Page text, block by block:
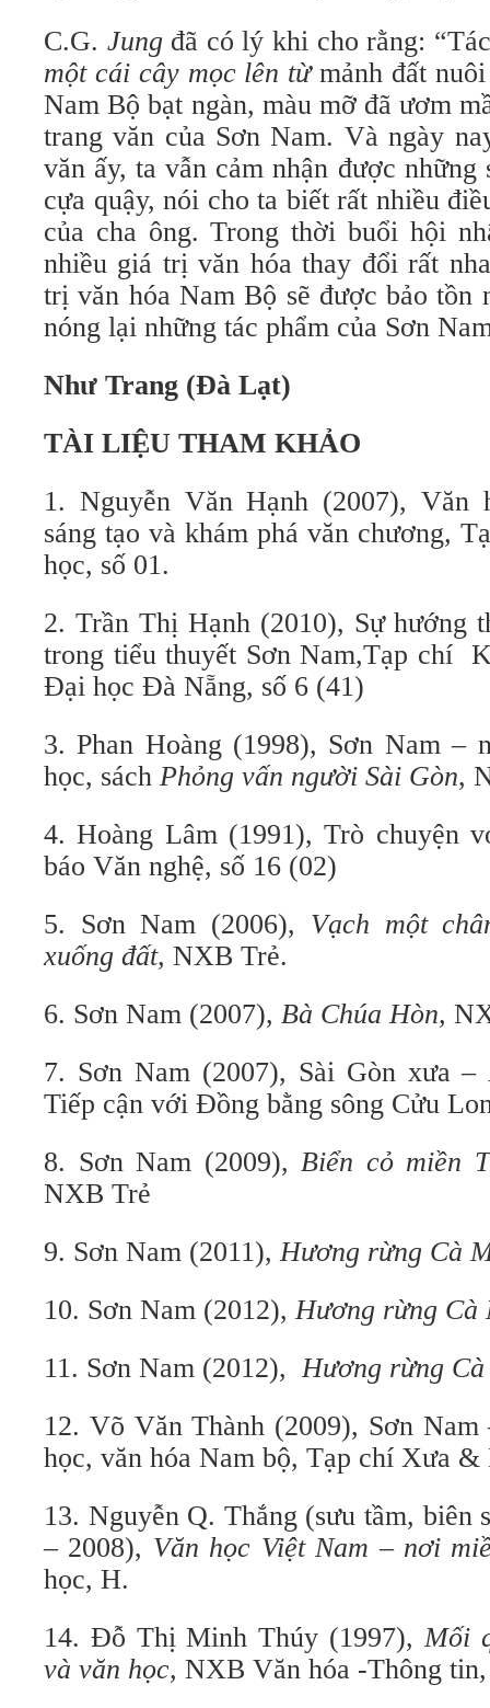
C.G. Jung đã có lý khi cho rằng:
một cái cây mọc lên từ mảnh đất
Nam Bộ bạt ngàn, màu mỡ đã ươm
trang văn của Sơn Nam. Và ngày
văn ấy, ta vẫn cảm nhận được những
cựa quậy, nói cho ta biết rất nhiều
của cha ông. Trong thời buổi hội
nhiều giá trị văn hóa thay đổi rất
trị văn hóa Nam Bộ sẽ được bảo tồn
nóng lại những tác phẩm của Sơn
Như Trang (Đà Lạt)
TÀI LIỆU THAM KHẢO
1. Nguyễn Văn Hạnh (2007), Văn
sáng tạo và khám phá văn chương,
học, số 01.
2. Trần Thị Hạnh (2010), Sự hướng
trong tiểu thuyết Sơn Nam,Tạp chí
Đại học Đà Nẵng, số 6 (41)
3. Phan Hoàng (1998), Sơn Nam –
học, sách Phỏng vấn người Sài Gòn,
4. Hoàng Lâm (1991), Trò chuyện
báo Văn nghệ, số 16 (02)
5. Sơn Nam (2006), Vạch một
xuống đất, NXB Trẻ.
6. Sơn Nam (2007), Bà Chúa Hòn,
7. Sơn Nam (2007), Sài Gòn xưa
Tiếp cận với Đồng bằng sông Cửu
8. Sơn Nam (2009), Biển cỏ miền
NXB Trẻ
9. Sơn Nam (2011), Hương rừng Cà
10. Sơn Nam (2012),Hương rừng Cà
11. Sơn Nam (2012),Hương rừng
12. Võ Văn Thành (2009), Sơn
học, văn hóa Nam bộ, Tạp chí Xưa &
13. Nguyễn Q. Thắng (sưu tầm, biên
– 2008), Văn học Việt Nam – nơi
học, H.
14. Đỗ Thị Minh Thúy (1997),Mối
và văn học, NXB Văn hóa -Thông